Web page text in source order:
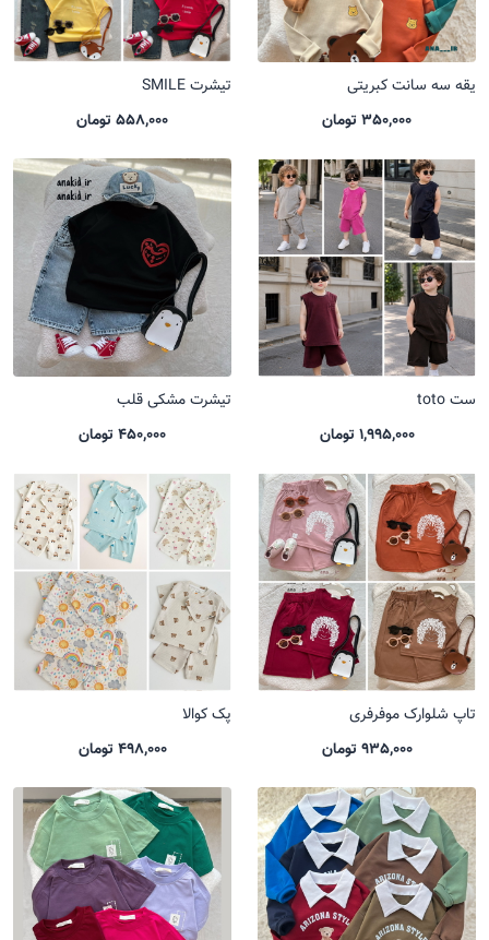
یقه سه سانت کبریتی
350,000 تومان
تیشرت SMILE
558,000 تومان
ست toto
1,995,000 تومان
تیشرت مشکی قلب
450,000 تومان
تاپ شلوارک موفرفری
935,000 تومان
پک کوالا
498,000 تومان